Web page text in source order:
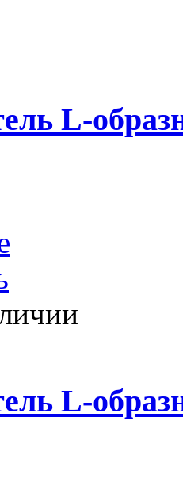
L-
L-